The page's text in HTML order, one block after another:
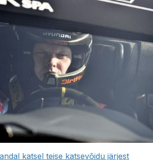
katsel teise katsevõidu järjest